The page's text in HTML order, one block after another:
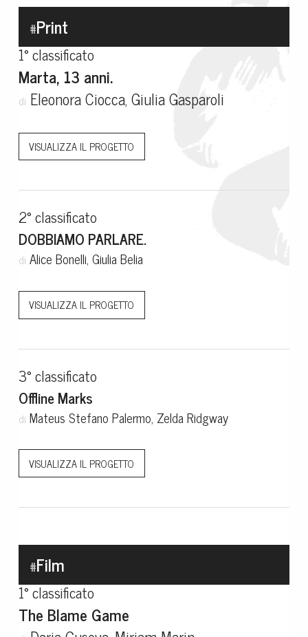
#Print
1° classificato
Marta, 13 anni.
di Eleonora Ciocca, Giulia Gasparoli
VISUALIZZA IL PROGETTO
2° classificato
DOBBIAMO PARLARE.
di Alice Bonelli, Giulia Belia
VISUALIZZA IL PROGETTO
3° classificato
Offline Marks
di Mateus Stefano Palermo, Zelda Ridgway
VISUALIZZA IL PROGETTO
#Film
1° classificato
The Blame Game